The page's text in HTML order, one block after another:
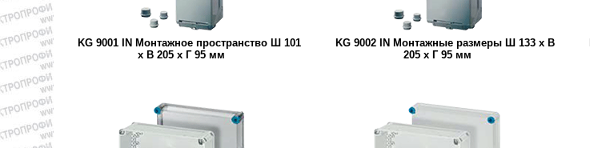
KG 9001 IN Монтажное пространство Ш 101
x В 205 x Г 95 мм
KG 9002 IN Монтажные размеры Ш 133 x В
205 x Г 95 мм